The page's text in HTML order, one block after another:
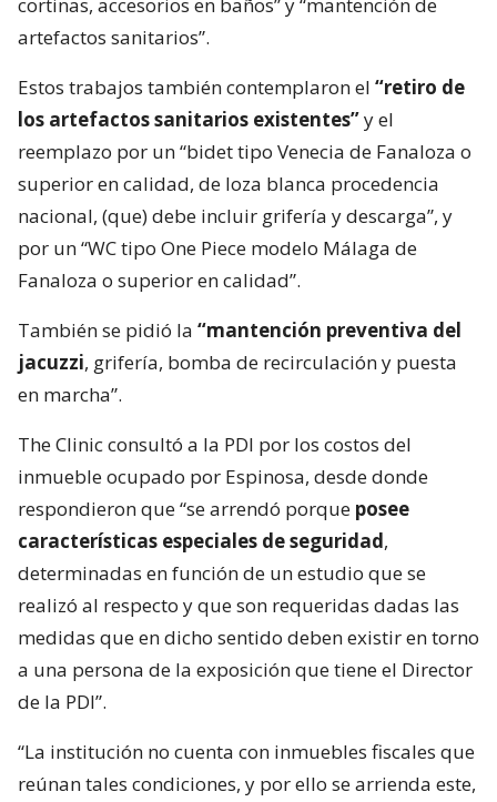
artefactos sanitarios”.
Estos trabajos también contemplaron el “retiro de
los artefactos sanitarios existentes”y el
reemplazo por un “bidet tipo Venecia de Fanaloza o
superior en calidad, de loza blanca procedencia
nacional, (que) debe incluir grifería y descarga”, y
por un “WC tipo One Piece modelo Málaga de
Fanaloza o superior en calidad”.
También se pidió la “mantención preventiva del
jacuzzi, grifería, bomba de recirculación y puesta
en marcha”.
The Clinic consultó a la PDI por los costos del
inmueble ocupado por Espinosa, desde donde
respondieron que “se arrendó porque posee
características especiales de seguridad,
determinadas en función de un estudio que se
realizó al respecto y que son requeridas dadas las
medidas que en dicho sentido deben existir en torno
a una persona de la exposición que tiene el Director
de la PDI”.
“La institución no cuenta con inmuebles fiscales que
reúnan tales condiciones, y por ello se arrienda este,